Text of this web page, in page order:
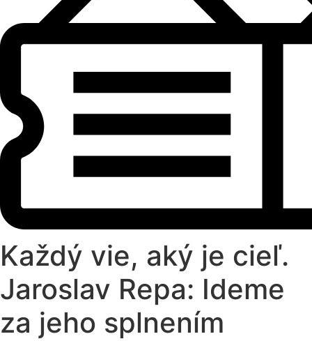
Každý vie, aký je cieľ.
Jaroslav Repa: Ideme
za jeho splnením